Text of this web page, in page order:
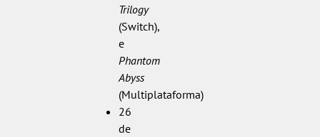
Trilogy
(Switch),
e
Phantom
Abyss
(Multiplataforma)
26
de